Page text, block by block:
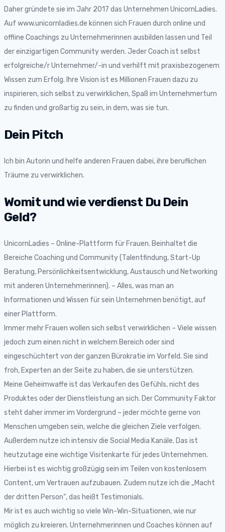
Daher gründete sie im Jahr 2017 das Unternehmen UnicornLadies.
Auf www.unicornladies.de können sich Frauen durch online und
offline Coachings zu Unternehmerinnen ausbilden lassen und Teil
der einzigartigen Community werden. Jeder Coach ist selbst
erfolgreiche/r Unternehmer/-in und verhilft mit praxisbezogenem
Wissen zum Erfolg. Ihre Vision ist es Millionen Frauen dazu zu
inspirieren, sich selbst zu verwirklichen, Spaß im Unternehmertum
zu finden und großartig zu sein, in dem, was sie tun.
Dein Pitch
Ich bin Autorin und helfe anderen Frauen dabei, ihre beruflichen
Träume zu verwirklichen.
Womit und wie verdienst Du Dein
Geld?
UnicornLadies – Online-Plattform für Frauen. Beinhaltet die
Bereiche Coaching und Community (Talentfindung, Start-Up
Beratung, Persönlichkeitsentwicklung, Austausch und Networking
mit anderen Unternehmerinnen). – Alles, was man an
Informationen und Wissen für sein Unternehmen benötigt, auf
einer Plattform.
Immer mehr Frauen wollen sich selbst verwirklichen – Viele wissen
jedoch zum einen nicht in welchem Bereich oder sind
eingeschüchtert von der ganzen Bürokratie im Vorfeld. Sie sind
froh, Experten an der Seite zu haben, die sie unterstützen.
Meine Geheimwaffe ist das Verkaufen des Gefühls, nicht des
Produktes oder der Dienstleistung an sich. Der Community Faktor
steht daher immer im Vordergrund – jeder möchte gerne von
Menschen umgeben sein, welche die gleichen Ziele verfolgen.
Außerdem nutze ich intensiv die Social Media Kanäle. Das ist
heutzutage eine wichtige Visitenkarte für jedes Unternehmen.
Hierbei ist es wichtig großzügig sein im Teilen von kostenlosem
Content, um Vertrauen aufzubauen. Zudem nutze ich die „Macht
der dritten Person“, das heißt Testimonials.
Mir ist es auch wichtig so viele Win-Win-Situationen, wie nur
möglich zu kreieren. Unternehmerinnen und Coaches können auf